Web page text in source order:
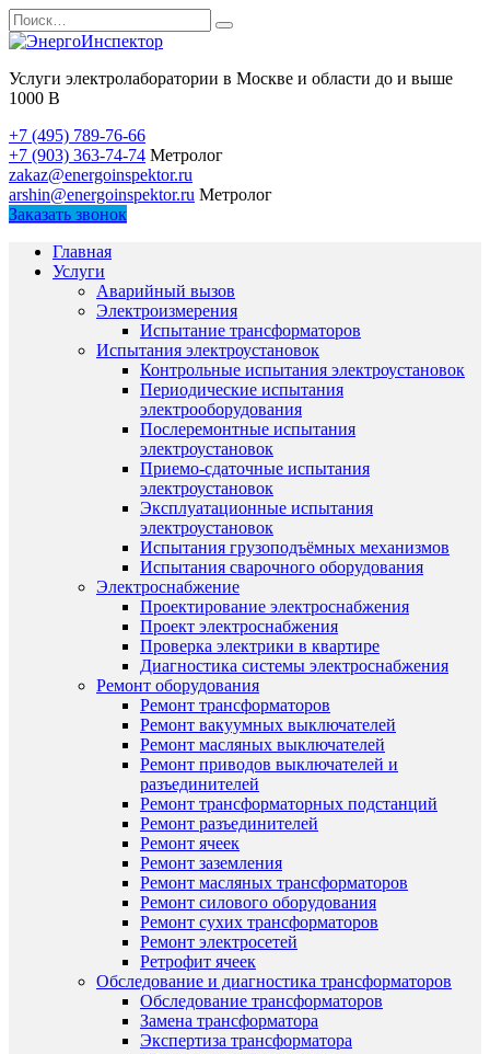
Перейти
к
содержанию
Search
for:
Услуги электролаборатории в Москве и области до и выше
1000 В
+7 (495) 789-76-66
+7 (903) 363-74-74 Метролог
zakaz@energoinspektor.ru
arshin@energoinspektor.ru Метролог
Заказать звонок
Главная
Услуги
Аварийный вызов
Электроизмерения
Испытание трансформаторов
Испытания электроустановок
Контрольные испытания электроустановок
Периодические испытания
электрооборудования
Послеремонтные испытания
электроустановок
Приемо-сдаточные испытания
электроустановок
Эксплуатационные испытания
электроустановок
Испытания грузоподъёмных механизмов
Испытания сварочного оборудования
Электроснабжение
Проектирование электроснабжения
Проект электроснабжения
Проверка электрики в квартире
Диагностика системы электроснабжения
Ремонт оборудования
Ремонт трансформаторов
Ремонт вакуумных выключателей
Ремонт масляных выключателей
Ремонт приводов выключателей и
разъединителей
Ремонт трансформаторных подстанций
Ремонт разъединителей
Ремонт ячеек
Ремонт заземления
Ремонт масляных трансформаторов
Ремонт силового оборудования
Ремонт сухих трансформаторов
Ремонт электросетей
Ретрофит ячеек
Обследование и диагностика трансформаторов
Обследование трансформаторов
Замена трансформатора
Экспертиза трансформатора